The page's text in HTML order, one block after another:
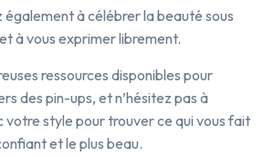
également à célébrer la beauté sous
à vous exprimer librement.
ressources disponibles pour
des pin-ups, et n’hésitez pas à
style pour trouver ce qui vous fait
et le plus beau.